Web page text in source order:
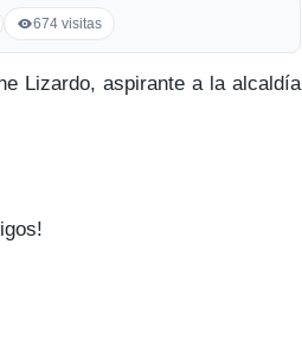
674 visitas
Lizardo, aspirante a la alcaldía